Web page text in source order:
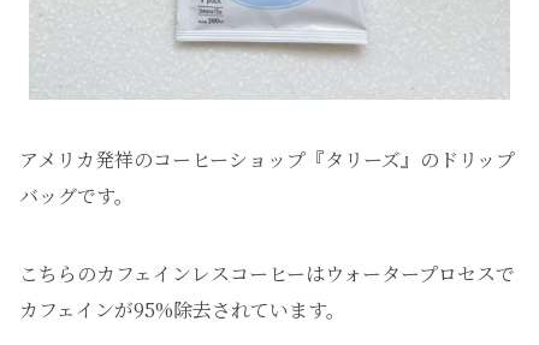
アメリカ発祥のコーヒーショップ『タリーズ』のドリップ
バッグです。
こちらのカフェインレスコーヒーはウォータープロセスで
カフェインが95%除去されています。